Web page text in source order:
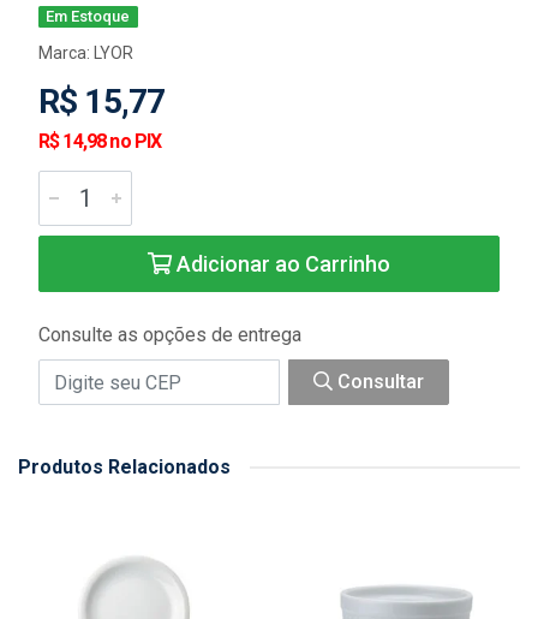
Em Estoque
Marca: LYOR
R$ 15,77
R$ 14,98 no PIX
Adicionar ao Carrinho
Consulte as opções de entrega
Consultar
Produtos Relacionados